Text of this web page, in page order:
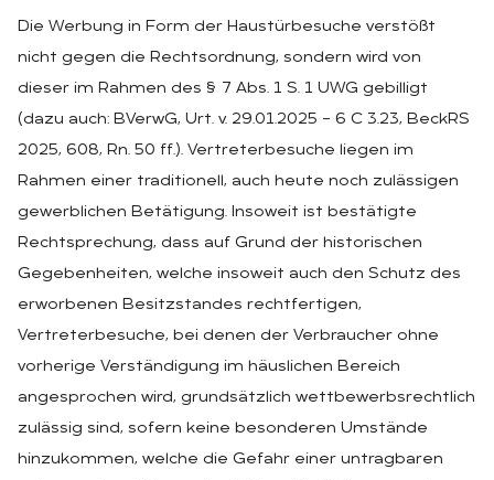
Die Werbung in Form der Haustürbesuche verstößt
nicht gegen die Rechtsordnung, sondern wird von
dieser im Rahmen des § 7 Abs. 1 S. 1 UWG gebilligt
(dazu auch: BVerwG, Urt. v. 29.01.2025 – 6 C 3.23, BeckRS
2025, 608, Rn. 50 ff.). Vertreterbesuche liegen im
Rahmen einer traditionell, auch heute noch zulässigen
gewerblichen Betätigung. Insoweit ist bestätigte
Rechtsprechung, dass auf Grund der historischen
Gegebenheiten, welche insoweit auch den Schutz des
erworbenen Besitzstandes rechtfertigen,
Vertreterbesuche, bei denen der Verbraucher ohne
vorherige Verständigung im häuslichen Bereich
angesprochen wird, grundsätzlich wettbewerbsrechtlich
zulässig sind, sofern keine besonderen Umstände
hinzukommen, welche die Gefahr einer untragbaren